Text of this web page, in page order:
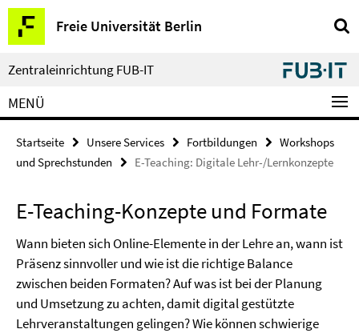
Springe
direkt
zu
Inhalt
Freie Universität Berlin
Service-
Navigation
Zentraleinrichtung FUB-IT
MENÜ
Startseite Unsere Services Fortbildungen
Workshops
und Sprechstunden
E-Teaching: Digitale Lehr-/Lernkonzepte
E-Teaching-Konzepte und Formate
Wann bieten sich Online-Elemente in der Lehre an, wann ist
Präsenz sinnvoller und wie ist die richtige Balance
zwischen beiden Formaten? Auf was ist bei der Planung
und Umsetzung zu achten, damit digital gestützte
Lehrveranstaltungen gelingen? Wie können schwierige